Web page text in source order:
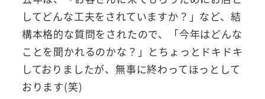
してどんな工夫をされていますか？」など、結
構本格的な質問をされたので、「今年はどんな
ことを聞かれるのかな？」とちょっとドキドキ
しておりましたが、無事に終わってほっとして
おります(笑)